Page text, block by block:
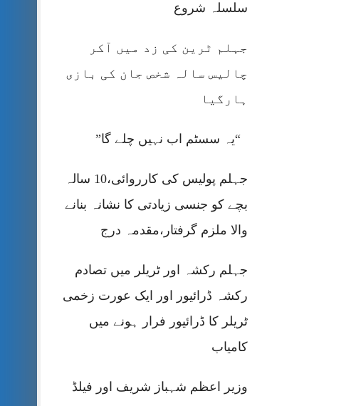
سلسلہ شروع
جہلم ٹرین کی زد میں آکر
چالیس سالہ شخص جان کی بازی
ہارگیا
“یہ سسٹم اب نہیں چلے گا”
جہلم پولیس کی کارروائی،10 سالہ
بچے کو جنسی زیادتی کا نشانہ بنانے
والا ملزم گرفتار،مقدمہ درج
جہلم رکشہ اور ٹریلر میں تصادم
رکشہ ڈرائیور اور ایک عورت زخمی
ٹریلر کا ڈرائیور فرار ہونے میں
کامیاب
وزیر اعظم شہباز شریف اور فیلڈ